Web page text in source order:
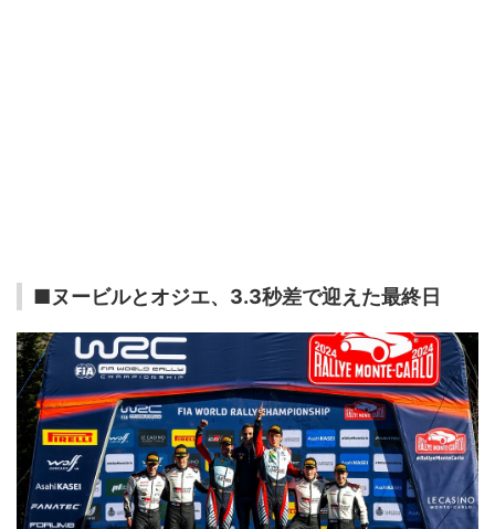
■ヌービルとオジエ、3.3秒差で迎えた最終日